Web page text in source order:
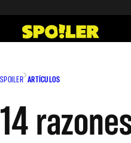
contenido
SPOILER ARTÍCULOS
14